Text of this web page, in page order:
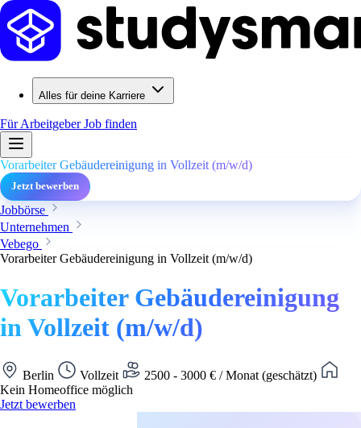
Alles für deine Karriere
Für ArbeitgeberJob finden
Vorarbeiter Gebäudereinigung in Vollzeit (m/w/d)
Jetzt bewerben
Jobbörse
Unternehmen
Vebego
Vorarbeiter Gebäudereinigung in Vollzeit (m/w/d)
Vorarbeiter Gebäudereinigung
in Vollzeit (m/w/d)
Berlin Vollzeit
2500 - 3000 € / Monat (geschätzt)
Kein Homeoffice möglich
Jetzt bewerben